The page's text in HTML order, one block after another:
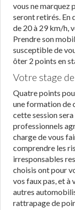
vous ne marquez
seront retirés. En
de 20 à 29 km/h,
Prendre son
susceptible de
ôter 2 points en
Votre stage
Quatre points
une formation de
cette session
professionnels
charge de vous
comprendre les
irresponsables
choisis ont pour
vos faux pas, et à
autres
rattrapage de